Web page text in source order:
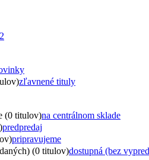
2
zľavnené tituly
(0 titulov)na centrálnom sklade
predpredaj
pripravujeme
(0 titulov)dostupná (bez